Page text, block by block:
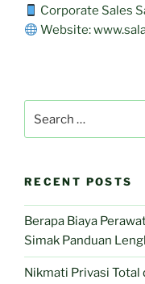
Corporate Sales
Website:
for:
RECENT POSTS
Berapa Biaya
Simak Panduan
Nikmati Privasi Total